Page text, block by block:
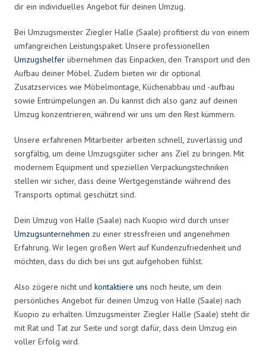
dir ein individuelles Angebot für deinen Umzug.
Bei Umzugsmeister Ziegler Halle (Saale) profitierst du von einem
umfangreichen Leistungspaket. Unsere professionellen
Umzugshelfer übernehmen das Einpacken, den Transport und den
Aufbau deiner Möbel. Zudem bieten wir dir optional
Zusatzservices wie Möbelmontage, Küchenabbau und -aufbau
sowie Entrümpelungen an. Du kannst dich also ganz auf deinen
Umzug konzentrieren, während wir uns um den Rest kümmern.
Unsere erfahrenen Mitarbeiter arbeiten schnell, zuverlässig und
sorgfältig, um deine Umzugsgüter sicher ans Ziel zu bringen. Mit
modernem Equipment und speziellen Verpackungstechniken
stellen wir sicher, dass deine Wertgegenstände während des
Transports optimal geschützt sind.
Dein Umzug von Halle (Saale) nach Kuopio wird durch unser
Umzugsunternehmen zu einer stressfreien und angenehmen
Erfahrung. Wir legen großen Wert auf Kundenzufriedenheit und
möchten, dass du dich bei uns gut aufgehoben fühlst.
Also zögere nicht und kontaktiere uns noch heute, um dein
persönliches Angebot für deinen Umzug von Halle (Saale) nach
Kuopio zu erhalten. Umzugsmeister Ziegler Halle (Saale) steht dir
mit Rat und Tat zur Seite und sorgt dafür, dass dein Umzug ein
voller Erfolg wird.